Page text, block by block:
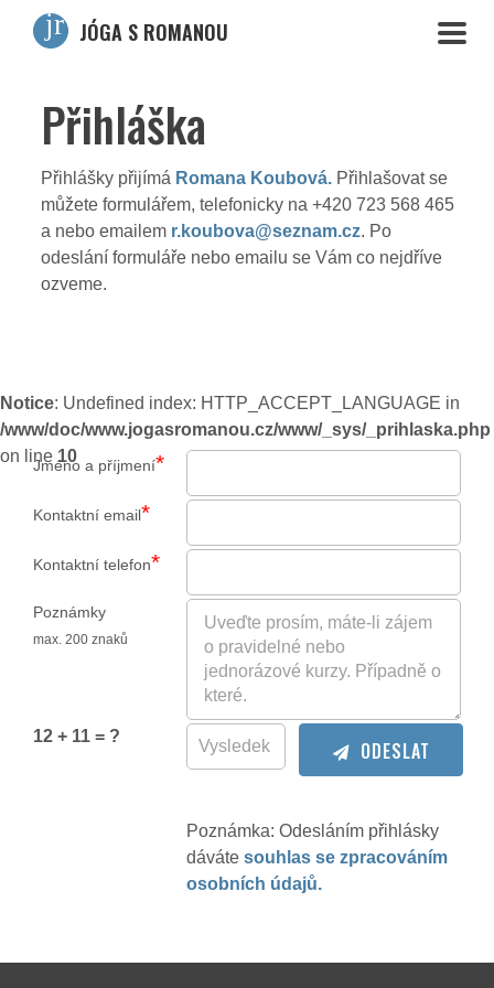
JÓGA S ROMANOU
Přihláška
Přihlášky přijímá Romana Koubová. Přihlašovat se
můžete formulářem, telefonicky na +420 723 568 465
a nebo emailem r.koubova@seznam.cz. Po
odeslání formuláře nebo emailu se Vám co nejdříve
ozveme.
Notice: Undefined index: HTTP_ACCEPT_LANGUAGE in
/www/doc/www.jogasromanou.cz/www/_sys/_prihlaska.php
on line 10
Jméno a příjmení*
Kontaktní email*
Kontaktní telefon*
Poznámky
max. 200 znaků
12 + 11 = ?
ODESLAT
Poznámka: Odesláním přihlásky
dávátesouhlas se zpracováním
osobních údajů.